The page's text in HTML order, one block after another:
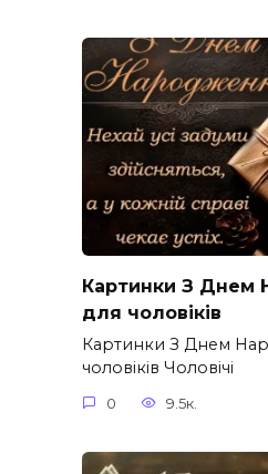
Картинки З Днем
для чоловіків​
Картинки З Днем
чоловіків​ Чоловічі
0 9.5к.